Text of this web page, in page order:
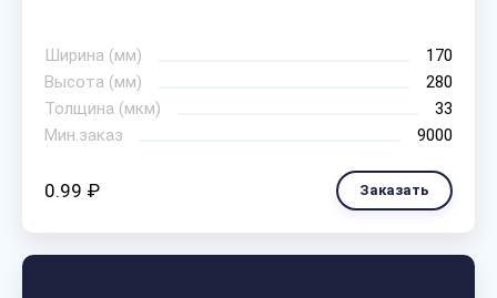
Ширина (мм)
170
Высота (мм)
280
Толщина (мкм)
33
Мин.заказ
9000
0.99 ₽ Заказать